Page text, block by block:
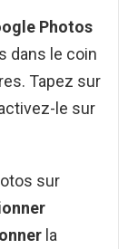
Photos
dans le coin
Tapez sur
le sur
sur
la